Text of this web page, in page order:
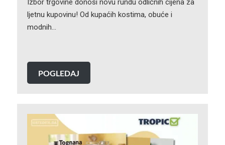
Izbor trgovine donosi novu rundu odličnih cijena za
ljetnu kupovinu! Od kupaćih kostima, obuće i
modnih…
POGLEDAJ